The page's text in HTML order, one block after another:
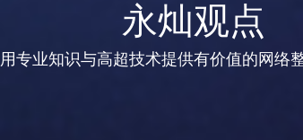
永灿观点
用专业知识与高超技术提供有价值的网络